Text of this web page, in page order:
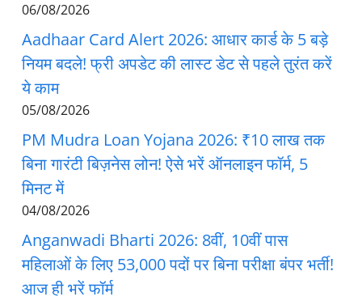
06/08/2026
Aadhaar Card Alert 2026: आधार कार्ड के 5 बड़े
नियम बदले! फ्री अपडेट की लास्ट डेट से पहले तुरंत करें
ये काम
05/08/2026
PM Mudra Loan Yojana 2026: ₹10 लाख तक
बिना गारंटी बिज़नेस लोन! ऐसे भरें ऑनलाइन फॉर्म, 5
मिनट में
04/08/2026
Anganwadi Bharti 2026: 8वीं, 10वीं पास
महिलाओं के लिए 53,000 पदों पर बिना परीक्षा बंपर भर्ती!
आज ही भरें फॉर्म